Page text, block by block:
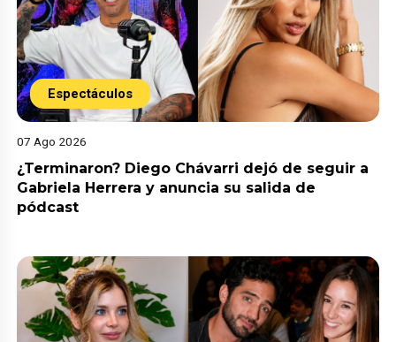
Espectáculos
07 Ago 2026
¿Terminaron? Diego Chávarri dejó de seguir a
Gabriela Herrera y anuncia su salida de
pódcast